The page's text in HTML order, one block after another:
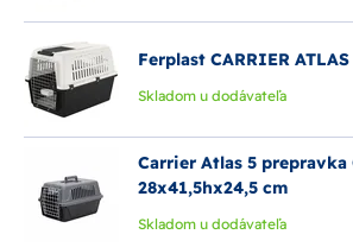
Ferplast CARRIER ATLAS
Skladom u dodávateľa
Carrier Atlas 5 prepravka
28x41,5hx24,5 cm
Skladom u dodávateľa